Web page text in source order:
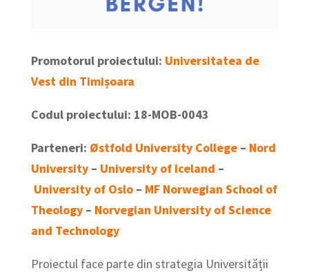
Promotorul proiectului: Universitatea de
Vest din Timișoara
Codul proiectului: 18-MOB-0043
Parteneri: Østfold University College– Nord
University– University of Iceland –
University of Oslo– MF Norwegian School of
Theology– Norvegian University of Science
and Technology
Proiectul face parte din strategia Universității